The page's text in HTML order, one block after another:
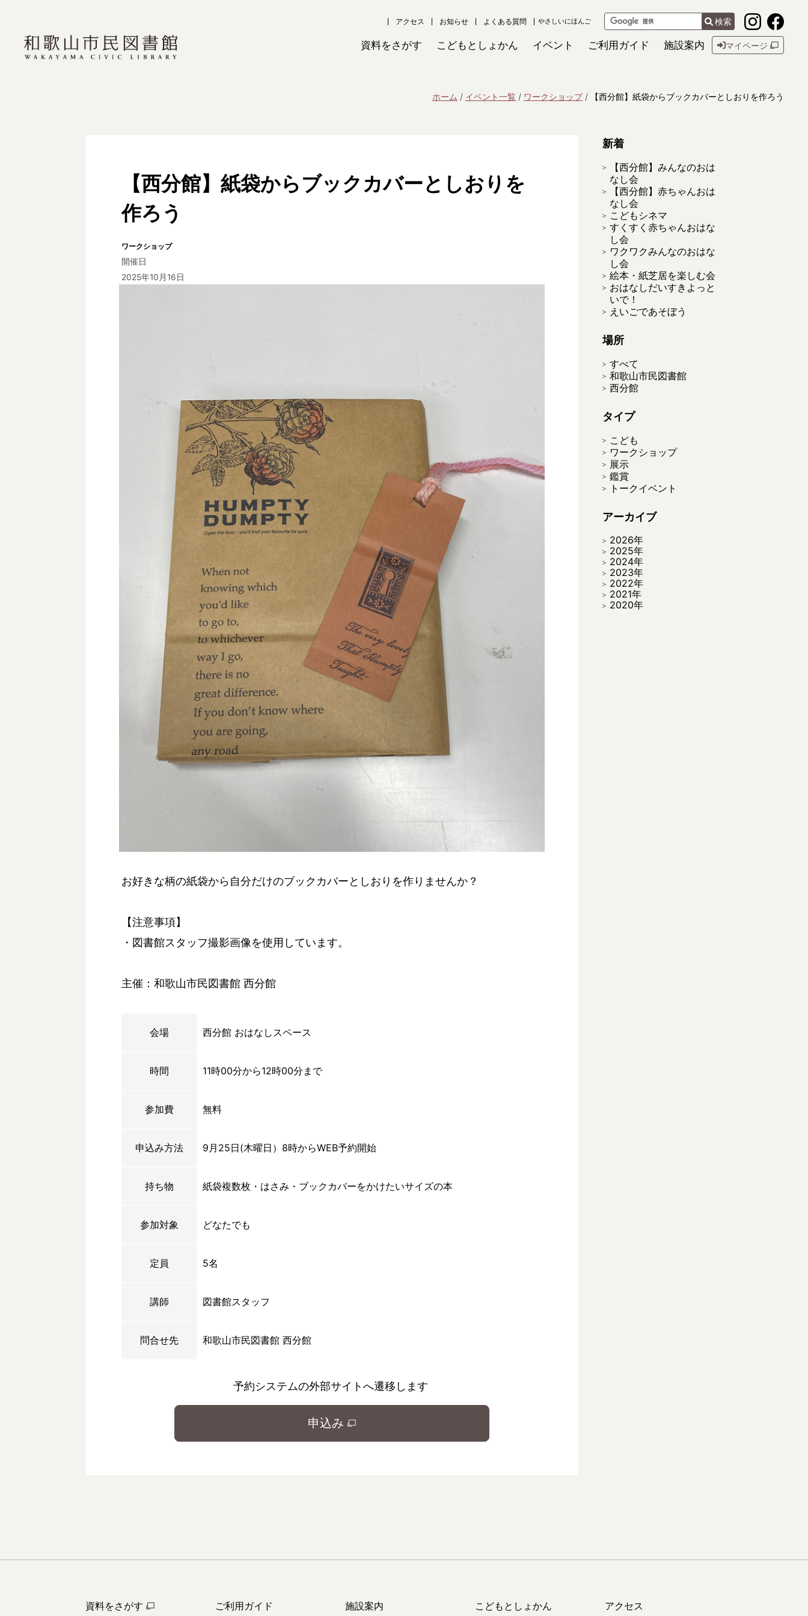
アクセス お知らせ よくある質問 やさしいにほんご 検索
資料をさがす こどもとしょかん イベント ご利用ガイド 施設案内 マイページ
ホーム イベント一覧 ワークショップ 【西分館】紙袋からブックカバーとしおりを作ろう
【西分館】紙袋からブックカバーとしおりを
作ろう
ワークショップ
開催日
2025年10月16日
お好きな柄の紙袋から自分だけのブックカバーとしおりを作りませんか？
【注意事項】
・図書館スタッフ撮影画像を使用しています。
主催：和歌山市民図書館 西分館
会場 西分館 おはなしスペース
時間 11時00分から12時00分まで
参加費 無料
申込み方法 9月25日(木曜日）8時からWEB予約開始
持ち物 紙袋複数枚・はさみ・ブックカバーをかけたいサイズの本
参加対象 どなたでも
定員 5名
講師 図書館スタッフ
問合せ先 和歌山市民図書館 西分館
予約システムの外部サイトへ遷移します
申込み
新着
【西分館】みんなのおは
なし会
【西分館】赤ちゃんおは
なし会
こどもシネマ
すくすく赤ちゃんおはな
し会
ワクワクみんなのおはな
し会
絵本・紙芝居を楽しむ会
おはなしだいすきよっと
いで！
えいごであそぼう
場所
すべて
和歌山市民図書館
西分館
タイプ
こども
ワークショップ
展示
鑑賞
トークイベント
アーカイブ
2026年
2025年
2024年
2023年
2022年
2021年
2020年
資料をさがす ご利用ガイド 施設案内 こどもとしょかん アクセス